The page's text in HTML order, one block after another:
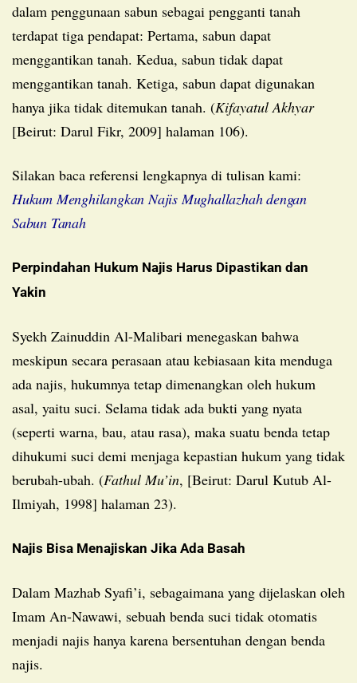
dalam penggunaan sabun sebagai pengganti tanah
terdapat tiga pendapat: Pertama, sabun dapat
menggantikan tanah. Kedua, sabun tidak dapat
menggantikan tanah. Ketiga, sabun dapat digunakan
hanya jika tidak ditemukan tanah. (Kifayatul Akhyar
[Beirut: Darul Fikr, 2009] halaman 106).
Silakan baca referensi lengkapnya di tulisan kami:
Hukum Menghilangkan Najis Mughallazhah dengan
Sabun Tanah
Perpindahan Hukum Najis Harus Dipastikan dan
Yakin
Syekh Zainuddin Al-Malibari menegaskan bahwa
meskipun secara perasaan atau kebiasaan kita menduga
ada najis, hukumnya tetap dimenangkan oleh hukum
asal, yaitu suci. Selama tidak ada bukti yang nyata
(seperti warna, bau, atau rasa), maka suatu benda tetap
dihukumi suci demi menjaga kepastian hukum yang tidak
berubah-ubah. (Fathul Mu’in, [Beirut: Darul Kutub Al-
Ilmiyah, 1998] halaman 23).
Najis Bisa Menajiskan Jika Ada Basah
Dalam Mazhab Syafi’i, sebagaimana yang dijelaskan oleh
Imam An-Nawawi, sebuah benda suci tidak otomatis
menjadi najis hanya karena bersentuhan dengan benda
najis.